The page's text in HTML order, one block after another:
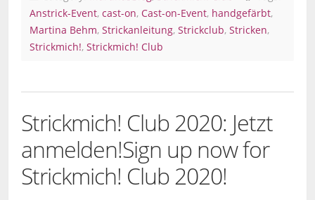
Anstrick-Event, cast-on, Cast-on-Event, handgefärbt,
Martina Behm, Strickanleitung, Strickclub, Stricken,
Strickmich!, Strickmich! Club
Strickmich! Club 2020: Jetzt
anmelden!Sign up now for
Strickmich! Club 2020!